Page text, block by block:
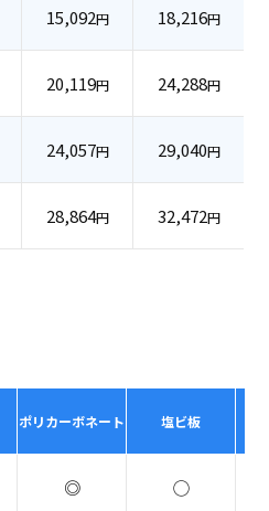
15,092円 18,216円
20,119円 24,288円
24,057円 29,040円
28,864円 32,472円
ポリカーボネート 塩ビ板
◎ ◯